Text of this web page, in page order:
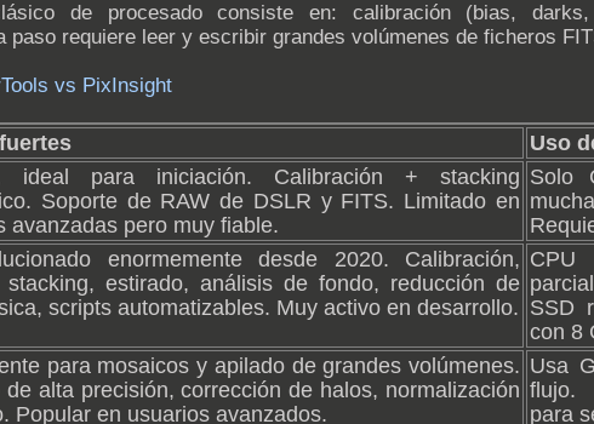
de procesado consiste en: calibración (bias,
requiere leer y escribir grandes volúmenes de ficheros
vs PixInsight
Uso
ideal para iniciación. Calibración + stacking
Soporte de RAW de DSLR y FITS. Limitado en
avanzadas pero muy fiable.
Solo
enormemente desde 2020. Calibración,
stacking, estirado, análisis de fondo, reducción de
scripts automatizables. Muy activo en desarrollo.
CPU
SSD
con 8
para mosaicos y apilado de grandes volúmenes.
de alta precisión, corrección de halos, normalización
Popular en usuarios avanzados.
Usa
flujo.
para